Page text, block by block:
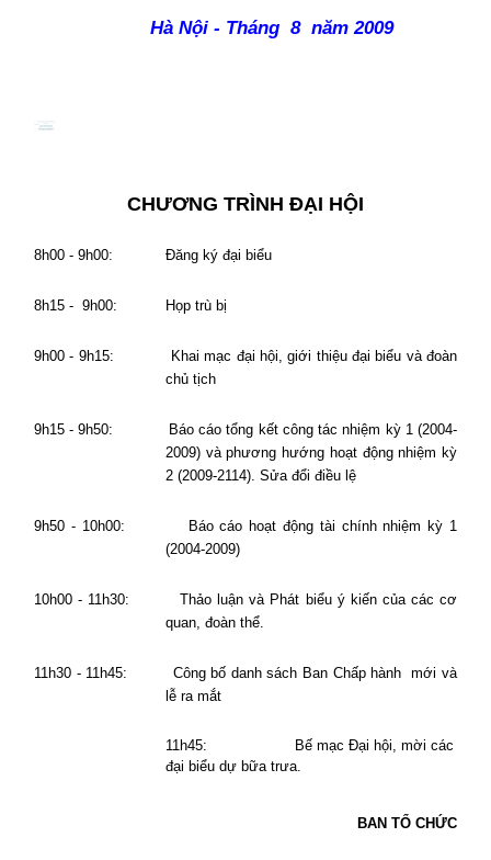
Hà Nội - Tháng 8 năm 2009
CHƯƠNG TRÌNH ĐẠI HỘI
8h00 - 9h00: Đăng ký đại biểu
8h15 - 9h00: Họp trù bị
9h00 - 9h15:
Khai mạc đại hội, giới thiệu đại biểu và đoàn
chủ tịch
9h15 - 9h50:
Báo cáo tổng kết công tác nhiệm kỳ 1 (2004-
2009) và phương hướng hoạt động nhiệm kỳ
2 (2009-2114). Sửa đổi điều lệ
9h50 - 10h00:
Báo cáo hoạt động tài chính nhiệm kỳ 1
(2004-2009)
10h00 - 11h30:
Thảo luận và Phát biểu ý kiến của các cơ
quan, đoàn thể.
11h30 - 11h45: Công bố danh sách Ban Chấp hành
mới và
lễ ra mắt
11h45:
Bế mạc Đại hội, mời các
đại biểu dự bữa trưa.
BAN TỔ CHỨC